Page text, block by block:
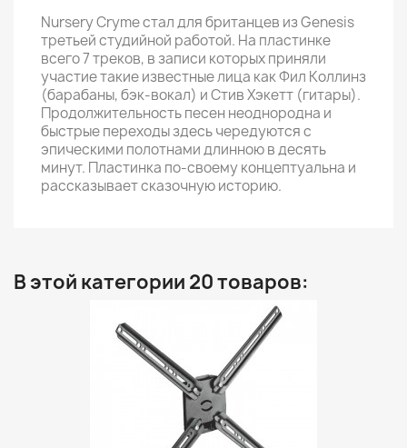
Nursery Cryme стал для британцев из Genesis
третьей студийной работой. На пластинке
всего 7 треков, в записи которых приняли
участие такие известные лица как Фил Коллинз
(барабаны, бэк-вокал) и Стив Хэкетт (гитары).
Продолжительность песен неоднородна и
быстрые переходы здесь чередуются с
эпическими полотнами длинною в десять
минут. Пластинка по-своему концептуальна и
рассказывает сказочную историю.
В этой категории 20 товаров: